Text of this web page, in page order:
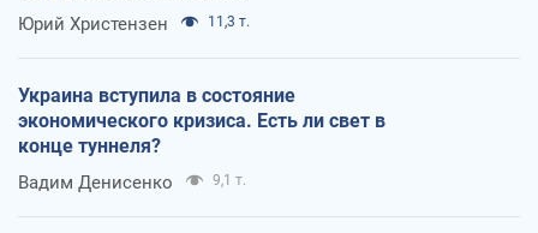
Юрий Христензен 11,3 т.
Украина вступила в состояние
экономического кризиса. Есть ли свет в
конце туннеля?
Вадим Денисенко 9,1 т.